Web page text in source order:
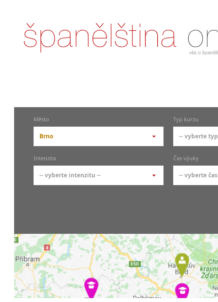
Město
Brno
-- vyberte město --
pražské městské části
Praha 10
krajská města
Brno
Plzeň
Liberec
Olomouc
Typ kurzu
-- vyberte
-- vyberte
kurzy s
Online
Letní
Intenzita
-- vyberte intenzitu --
20 a více hodin týdně
Čas výuky
-- vyberte
Večerní
Noční